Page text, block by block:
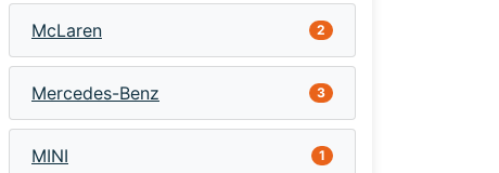
McLaren 2
Mercedes-Benz 3
MINI 1